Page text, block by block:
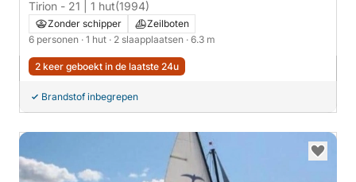
Tirion - 21 | 1 hut(1994)
Zonder schipper
Zeilboten
6 personen · 1 hut · 2 slaapplaatsen · 6.3 m
2 keer geboekt in de laatste 24u
Brandstof inbegrepen